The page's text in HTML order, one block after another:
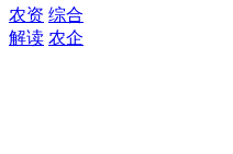
农资 综合
解读 农企